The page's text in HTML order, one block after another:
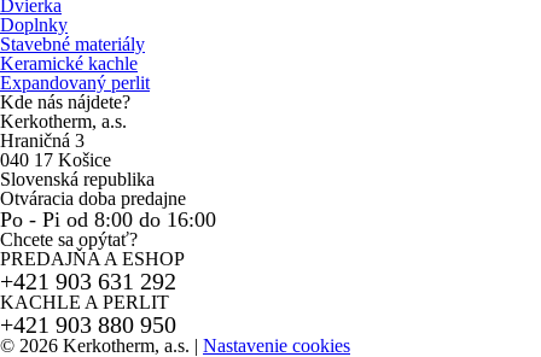
Dvierka
Doplnky
Stavebné materiály
Keramické kachle
Expandovaný perlit
Kde nás nájdete?
Kerkotherm, a.s.
Hraničná 3
040 17 Košice
Slovenská republika
Otváracia doba predajne
Po - Pi od 8:00 do 16:00
Chcete sa opýtať?
PREDAJŇA A ESHOP
+421 903 631 292
KACHLE A PERLIT
+421 903 880 950
© 2026 Kerkotherm, a.s. | Nastavenie cookies